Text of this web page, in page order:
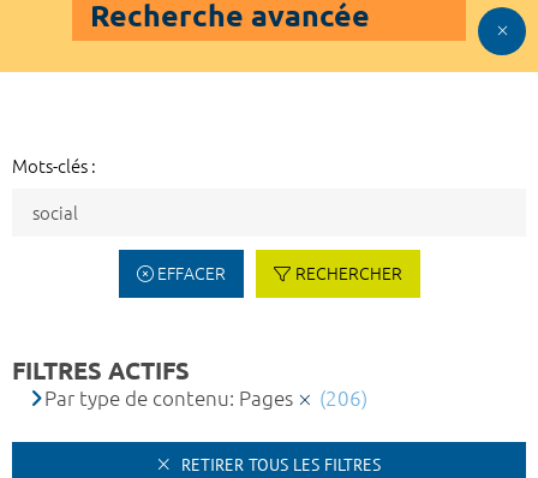
Recherche avancée
Mots-clés :
EFFACER RECHERCHER
FILTRES ACTIFS
Par type de contenu: Pages (206)
RETIRER TOUS LES FILTRES